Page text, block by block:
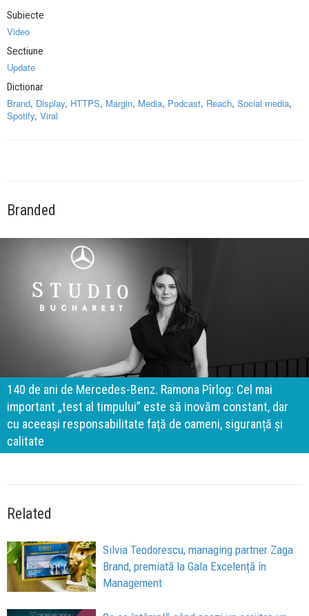
Subiecte
Video
Sectiune
Update
Dictionar
Brand, Display, HTTPS, Margin, Media, Podcast, Reach, Social media,
Spotify, Viral
Branded
140 de ani de Mercedes-Benz. Ramona Pîrlog: Cel mai
important „test al timpului” este să inovăm constant, dar
cu aceeași responsabilitate față de oameni, siguranță și
calitate
Related
Silvia Teodorescu, managing partner Zaga
Brand, premiată la Gala Excelență în
Management